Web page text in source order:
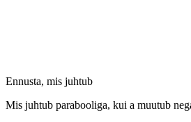
Ennusta, mis juhtub
Mis juhtub parabooliga, kui a muutub